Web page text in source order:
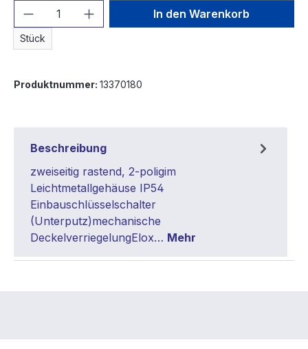
Produkt Anzahl: Gib den
Stück
In den Warenkorb
Produktnummer: 13370180
Beschreibung
zweiseitig rastend, 2-poligim
Leichtmetallgehäuse IP54
Einbauschlüsselschalter
(Unterputz)mechanische
DeckelverriegelungElox… Mehr